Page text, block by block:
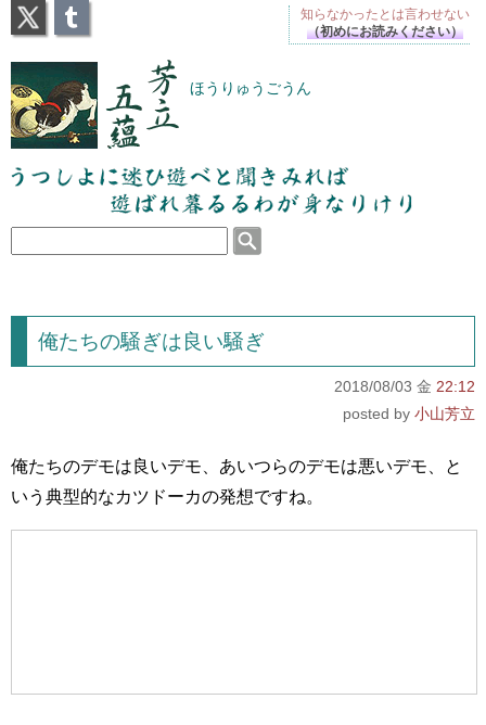
芳立五蘊 ほうりゅうごうん
うつしよに迷ひ遊べと聞きみれば遊ばれ暮るるわが
身なりけり
俺たちの騒ぎは良い騒ぎ
2018/08/03 金 22:12
小山芳立
俺たちのデモは良いデモ、あいつらのデモは悪いデモ、と
いう典型的なカツドーカの発想ですね。
知らなかったとは言わせない
（初めにお読みください）
X Tumblr